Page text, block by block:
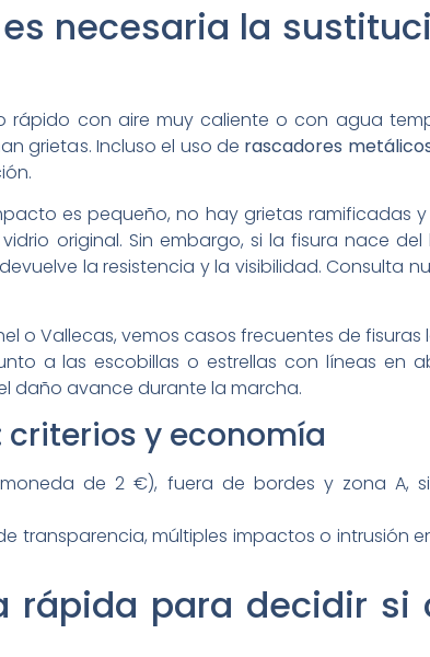
necesaria la
rápido con aire muy caliente o con agua
grietas. Incluso el uso de rascadores
es pequeño, no hay grietas ramificadas
original. Sin embargo, si la fisura nace
la resistencia y la visibilidad. Consulta
o Vallecas, vemos casos frecuentes de fisuras
a las escobillas o estrellas con líneas en
daño avance durante la marcha.
y economía
de 2 €), fuera de bordes y zona A,
transparencia, múltiples impactos o intrusión
rápida para decidir si